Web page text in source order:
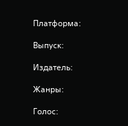
Платформа:
Выпуск:
Издатель:
Жанры:
Голос: